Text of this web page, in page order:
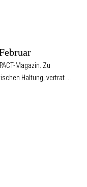
Magazin. Zu
Haltung, vertrat…